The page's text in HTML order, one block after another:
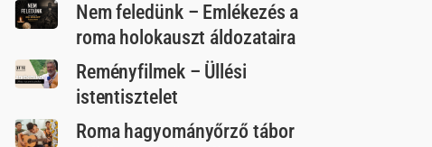
Nem feledünk – Emlékezés a
roma holokauszt áldozataira
Reményfilmek – Üllési
istentisztelet
Roma hagyományőrző tábor